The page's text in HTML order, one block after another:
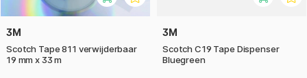
3M
Scotch Tape 811 verwijderbaar
19 mm x 33 m
3M
Scotch C19 Tape Dispenser
Bluegreen